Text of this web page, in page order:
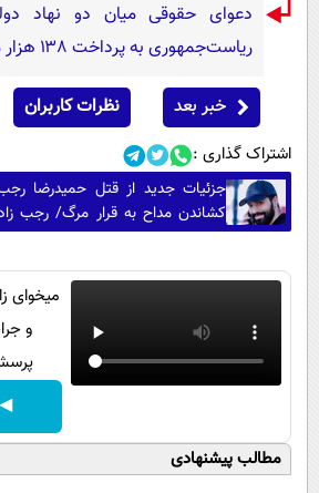
دعوای حقوقی میان دو نهاد
ریاست‌جمهوری به پرداخت ۱۳۸ هزار میلیارد تومان
خبر بعد نظرات کاربران
اشتراک گذاری :
جزئیات جدید از قتل حمیدرضا
معروف این بلاگر بود
میخوای
و
مطالب پیشنهادی